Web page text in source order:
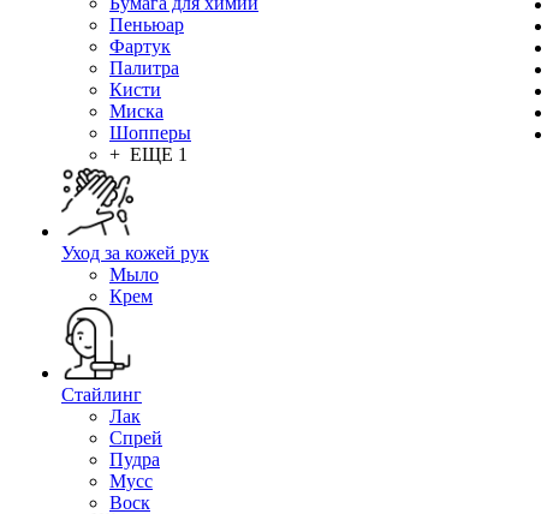
Пеньюар
Фартук
Палитра
Кисти
Миска
Шопперы
+ ЕЩЕ 1
Уход за кожей рук
Мыло
Крем
Стайлинг
Лак
Спрей
Пудра
Мусс
Воск